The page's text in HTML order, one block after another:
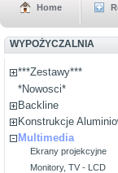
Home
WYPOŻYCZALNIA
***Zestawy***
*Nowosci*
Backline
Konstrukcje
Multimedia
Ekrany projekcyjne
Monitory, TV - LCD